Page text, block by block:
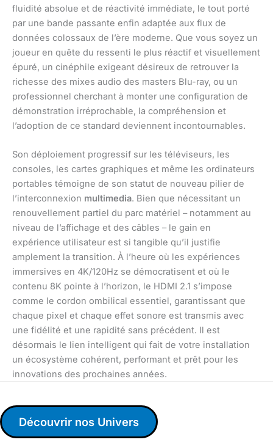
fluidité absolue et de réactivité immédiate, le tout porté
par une bande passante enfin adaptée aux flux de
données colossaux de l’ère moderne. Que vous soyez un
joueur en quête du ressenti le plus réactif et visuellement
épuré, un cinéphile exigeant désireux de retrouver la
richesse des mixes audio des masters Blu-ray, ou un
professionnel cherchant à monter une configuration de
démonstration irréprochable, la compréhension et
l’adoption de ce standard deviennent incontournables.
Son déploiement progressif sur les téléviseurs, les
consoles, les cartes graphiques et même les ordinateurs
portables témoigne de son statut de nouveau pilier de
l’interconnexion multimedia. Bien que nécessitant un
renouvellement partiel du parc matériel – notamment au
niveau de l’affichage et des câbles – le gain en
expérience utilisateur est si tangible qu’il justifie
amplement la transition. À l’heure où les expériences
immersives en 4K/120Hz se démocratisent et où le
contenu 8K pointe à l’horizon, le HDMI 2.1 s’impose
comme le cordon ombilical essentiel, garantissant que
chaque pixel et chaque effet sonore est transmis avec
une fidélité et une rapidité sans précédent. Il est
désormais le lien intelligent qui fait de votre installation
un écosystème cohérent, performant et prêt pour les
innovations des prochaines années.
Découvrir nos Univers